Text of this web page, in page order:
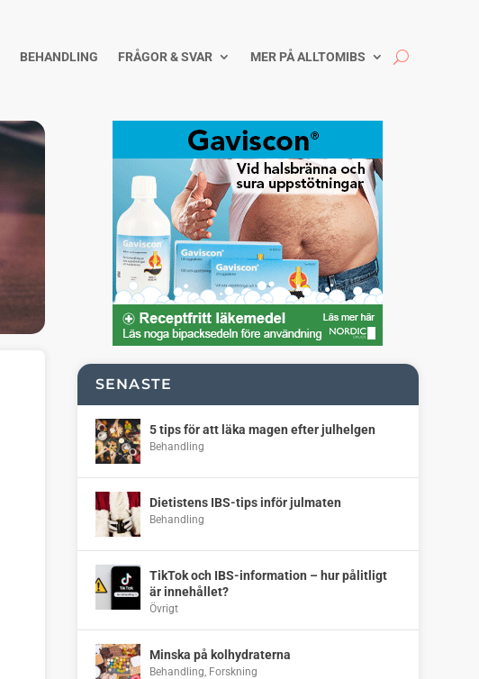
BEHANDLING FRÅGOR & SVAR MER PÅ ALLTOMIBS
SENASTE
5 tips för att läka magen efter julhelgen
Behandling
Dietistens IBS-tips inför julmaten
Behandling
TikTok och IBS-information – hur pålitligt
är innehållet?
Övrigt
Minska på kolhydraterna
Behandling Forskning